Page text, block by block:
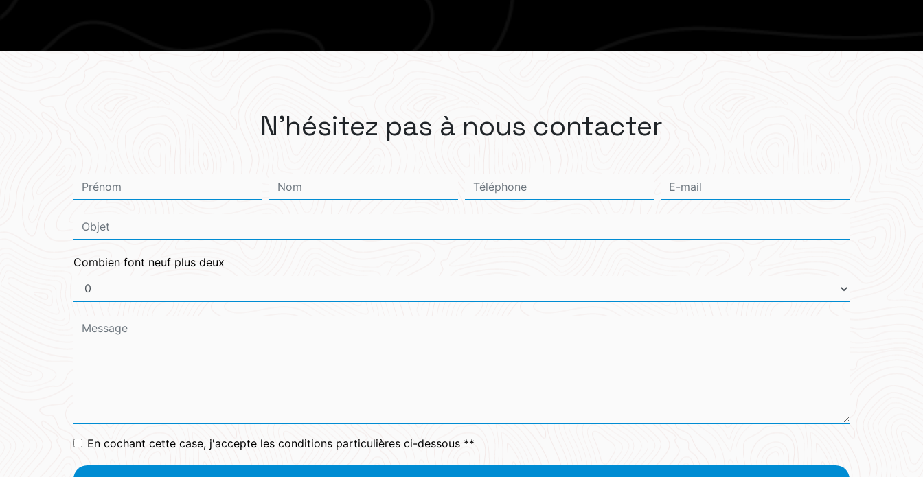
N'hésitez pas à nous contacter
Combien font neuf plus deux
En cochant cette case, j'accepte les conditions particulières ci-dessous **